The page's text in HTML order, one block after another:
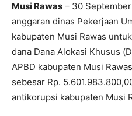
Musi Rawas – 30
anggaran dinas Pekerjaan
kabupaten Musi Rawas
dana Dana Alokasi Khusus
APBD kabupaten Musi
sebesar Rp.
antikorupsi kabupaten Musi